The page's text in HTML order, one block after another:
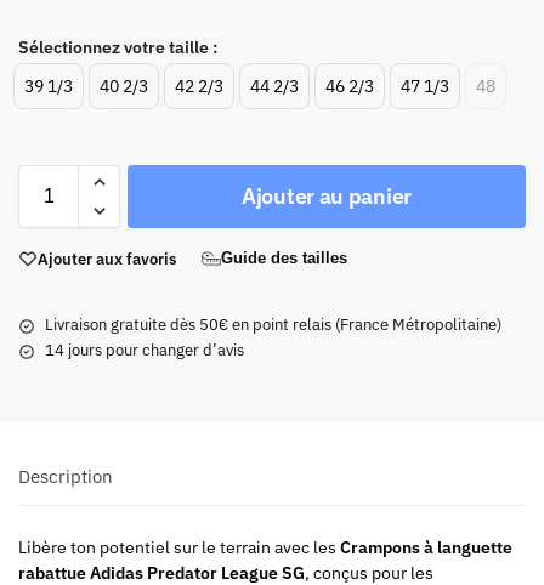
Sélectionnez votre taille :
39 1/3
40 2/3 42 2/3 44 2/3 46 2/3 47 1/3 48
Ajouter au panier
Ajouter aux favoris Guide des tailles
Livraison gratuite dès 50€ en point relais (France Métropolitaine)
14 jours pour changer d’avis
Description
Libère ton potentiel sur le terrain avec les Crampons à languette
rabattue Adidas Predator League SG, conçus pour les